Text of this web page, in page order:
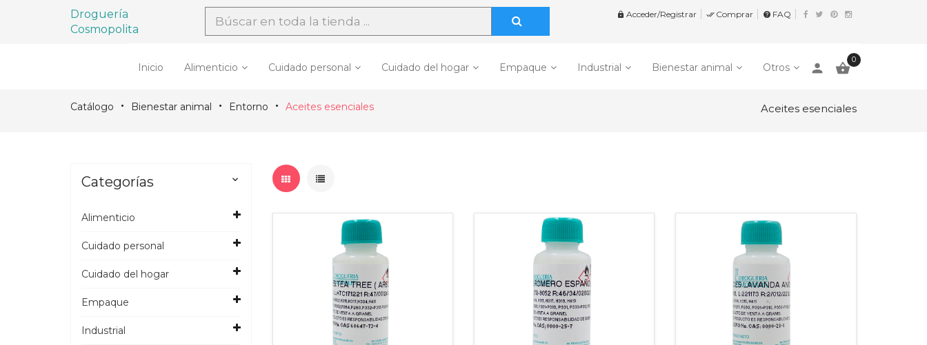
Droguería
Cosmopolita
 Acceder/Registrar  Comprar help FAQ
Inicio Alimenticio Cuidado personal Cuidado del hogar Empaque Industrial Bienestar animal Otros person 
0
Catálogo Bienestar animal Entorno Aceites esenciales Aceites esenciales
Categorías 
Alimenticio
Cuidado personal
Cuidado del hogar
Empaque
Industrial